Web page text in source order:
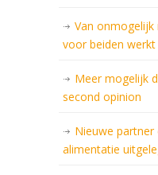
Van onmogelijk
voor beiden werkt
Meer mogelijk
second opinion
Nieuwe partner
alimentatie